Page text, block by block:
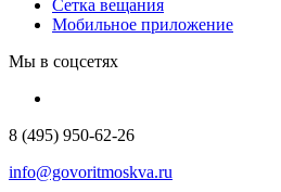
Сетка вещания
Мобильное приложение
Мы в соцсетях
8 (495) 950-62-26
info@govoritmoskva.ru